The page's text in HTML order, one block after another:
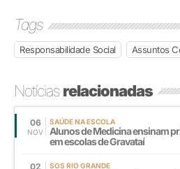
Tags
Responsabilidade Social Assuntos
Notíciasrelacionadas
06
NOV
SAÚDE NA ESCOLA
Alunos de Medicina ensinam
em escolas de Gravataí
02 SOS RIO GRANDE